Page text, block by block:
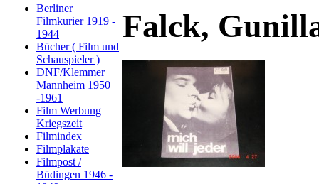
Berliner
Filmkurier 1919 -
1944
Bücher ( Film und
Schauspieler )
DNF/Klemmer
Mannheim 1950
-1961
Film Werbung
Kriegszeit
Filmindex
Filmplakate
Filmpost /
Büdingen 1946 -
Falck,